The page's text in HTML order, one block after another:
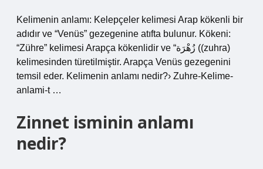
Kelimenin anlamı: Kelepçeler kelimesi Arap kökenli bir
adıdır ve “Venüs” gezegenine atıfta bulunur. Kökeni:
“Zühre” kelimesi Arapça kökenlidir ve “زُهْرَة ((zuhra)
kelimesinden türetilmiştir. Arapça Venüs gezegenini
temsil eder. Kelimenin anlamı nedir?› Zuhre-Kelime-
anlami-t …
Zinnet isminin anlamı
nedir?